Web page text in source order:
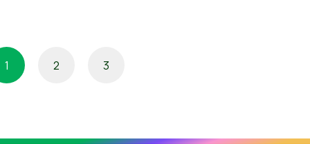
1 2 3